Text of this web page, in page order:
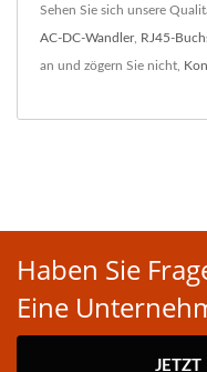
Sehen Sie sich unsere
AC-DC-Wandler, RJ45-
an und zögern Sie nicht,
Haben Sie
Eine
JETZT